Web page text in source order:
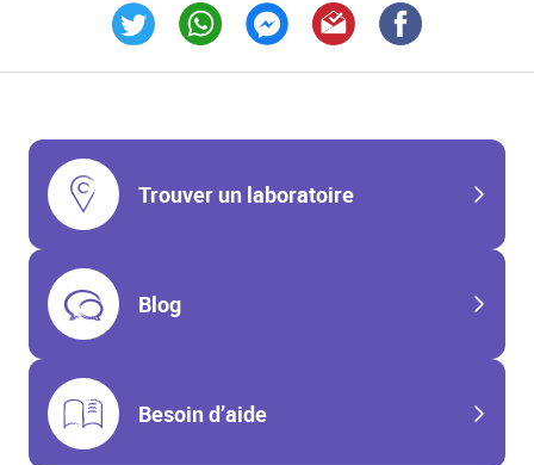
Trouver un laboratoire
Blog
Besoin d’aide